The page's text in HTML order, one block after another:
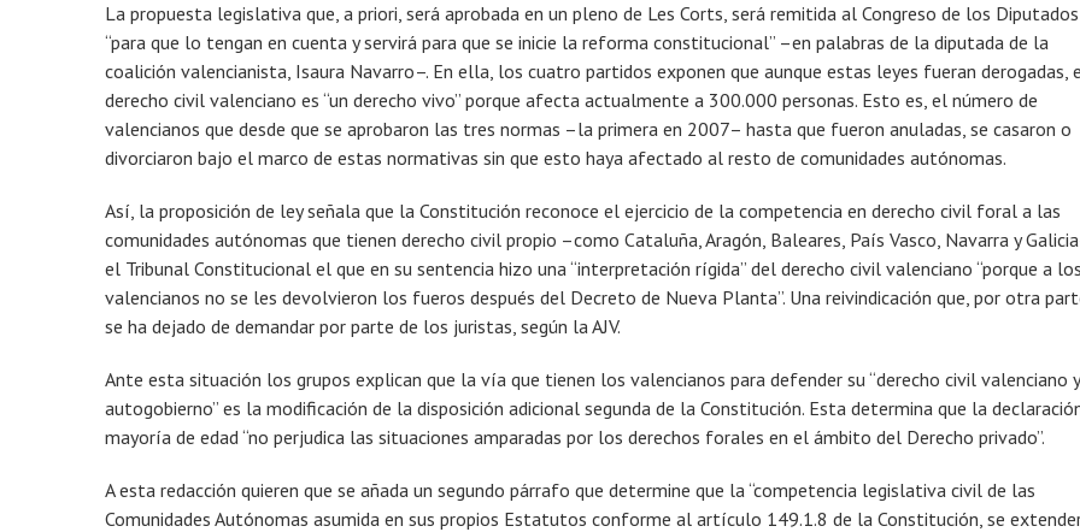
La propuesta legislativa que, a priori, será aprobada en un pleno de Les Corts, será remitida al Congreso de los Diputados
“para que lo tengan en cuenta y servirá para que se inicie la reforma constitucional” –en palabras de la diputada de la
coalición valencianista, Isaura Navarro–. En ella, los cuatro partidos exponen que aunque estas leyes fueran derogadas,
derecho civil valenciano es “un derecho vivo” porque afecta actualmente a 300.000 personas. Esto es, el número de
valencianos que desde que se aprobaron las tres normas –la primera en 2007– hasta que fueron anuladas, se casaron o
divorciaron bajo el marco de estas normativas sin que esto haya afectado al resto de comunidades autónomas.
Así, la proposición de ley señala que la Constitución reconoce el ejercicio de la competencia en derecho civil foral a las
comunidades autónomas que tienen derecho civil propio –como Cataluña, Aragón, Baleares, País Vasco, Navarra y
el Tribunal Constitucional el que en su sentencia hizo una “interpretación rígida” del derecho civil valenciano “porque a los
valencianos no se les devolvieron los fueros después del Decreto de Nueva Planta”. Una reivindicación que, por otra
se ha dejado de demandar por parte de los juristas, según la AJV.
Ante esta situación los grupos explican que la vía que tienen los valencianos para defender su “derecho civil valenciano
autogobierno” es la modificación de la disposición adicional segunda de la Constitución. Esta determina que la
mayoría de edad “no perjudica las situaciones amparadas por los derechos forales en el ámbito del Derecho privado”.
A esta redacción quieren que se añada un segundo párrafo que determine que la “competencia legislativa civil de las
Comunidades Autónomas asumida en sus propios Estatutos conforme al artículo 149.1.8 de la Constitución, se